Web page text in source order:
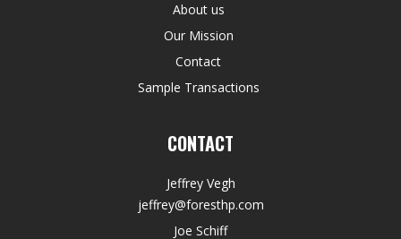
About us
Our Mission
Contact
Sample Transactions
CONTACT
Jeffrey Vegh
jeffrey@foresthp.com
Joe Schiff